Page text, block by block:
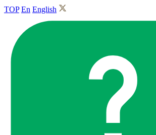
TOP En English